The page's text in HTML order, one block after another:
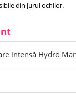
din jurul ochilor.
intensă Hydro